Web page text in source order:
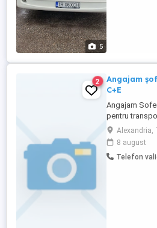
5
2
Angajam
C+E
Angajam
pentru
este la
permis
card tahograf
generala -
Alexandria,
8 august
Telefon